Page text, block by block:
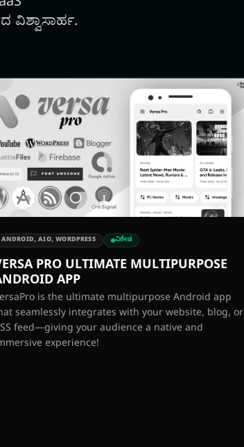
ವಿಶ್ವಾಸಾರ್ಹ.
ANDROID, AIO, WORDPRESS ವಿಶೇಷ
PRO ULTIMATE MULTIPURPOSE
APP
is the ultimate multipurpose Android app
seamlessly integrates with your website, blog, or
feed—giving your audience a native and
experience!